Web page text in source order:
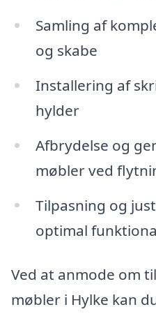
Samling af
og skabe
Installering af
hylder
Afbrydelse og
møbler ved
Tilpasning og
optimal
Ved at anmode om
møbler i Hylke kan